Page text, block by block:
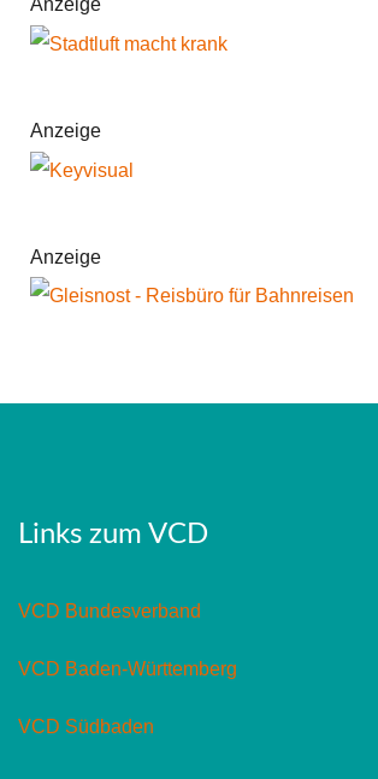
Anzeige
Anzeige
Anzeige
Links zum VCD
VCD Bundesverband
VCD Baden-Württemberg
VCD Südbaden